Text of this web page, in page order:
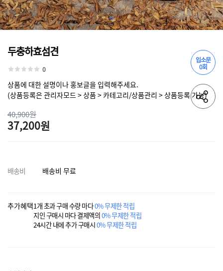
입소문
0회
두충하효섬견
0
상품에 대한 설명이나 홍보글을 입력해주세요.
(상품등록은 관리자모드 > 상품 > 카테고리/상품관리 > 상품등록 가능)
40,900원
37,200원
배송비 배송비 무료
추가혜택1개 초과 구매 수량 마다0% 무제한 적립
지인 구매시 마다 결제액의0% 무제한 적립
24시간 내에 추가 구매시0% 무제한 적립